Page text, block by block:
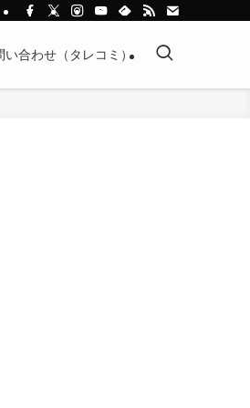
い合わせ（タレコミ）